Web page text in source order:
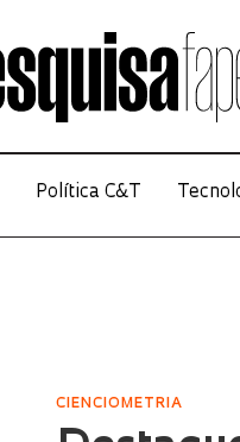
Política C&T
CIENCIOMETRIA